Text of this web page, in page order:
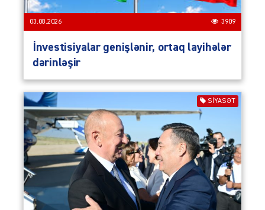
03.08.2026 3909
İnvestisiyalar genişlənir, ortaq layihələr
dərinləşir
SIYASƏT